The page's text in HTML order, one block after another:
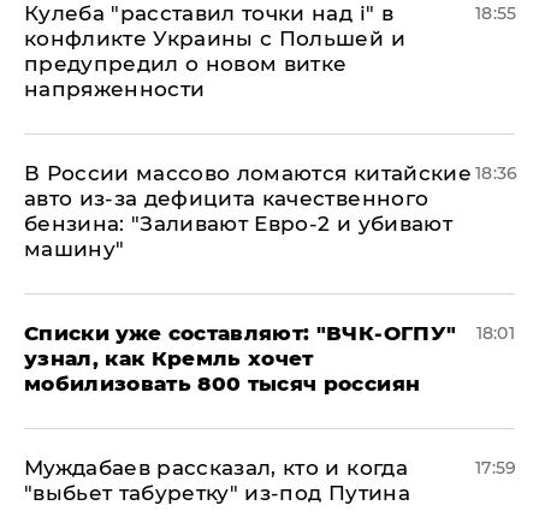
Кулеба "расставил точки над і" в
конфликте Украины с Польшей и
предупредил о новом витке
напряженности
18:55
В России массово ломаются китайские
авто из-за дефицита качественного
бензина: "Заливают Евро-2 и убивают
машину"
18:36
Списки уже составляют: "ВЧК-ОГПУ"
узнал, как Кремль хочет
мобилизовать 800 тысяч россиян
18:01
Муждабаев рассказал, кто и когда
"выбьет табуретку" из-под Путина
17:59